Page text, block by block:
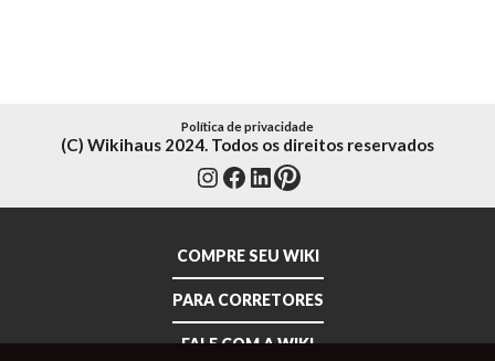
Instagram
Facebook
LinkedIn
Pinterest
Política de privacidade
(C) Wikihaus 2024. Todos os direitos reservados
COMPRE SEU WIKI
PARA CORRETORES
FALE COM A WIKI